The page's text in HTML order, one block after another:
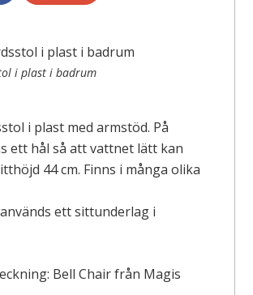
i plast i badrum
i plast med armstöd. På
ett hål så att vattnet lätt kan
44 cm. Finns i många olika
ett sittunderlag i
Bell Chair från Magis